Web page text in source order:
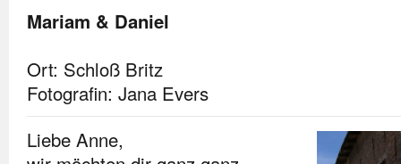
Mariam & Daniel
Ort: Schloß Britz
Fotografin: Jana Evers
Liebe Anne,